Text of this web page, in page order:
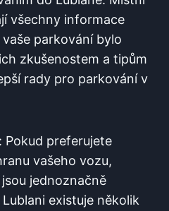
všechny informace
parkování bylo
zkušenostem a tipům
rady pro parkování v
Pokud preferujete
vašeho vozu,
jednoznačně
existuje několik